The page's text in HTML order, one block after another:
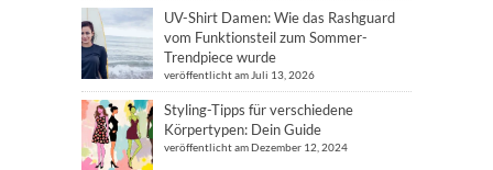
UV-Shirt Damen: Wie das Rashguard
vom Funktionsteil zum Sommer-
Trendpiece wurde
veröffentlicht am Juli 13, 2026
Styling-Tipps für verschiedene
Körpertypen: Dein Guide
veröffentlicht am Dezember 12, 2024